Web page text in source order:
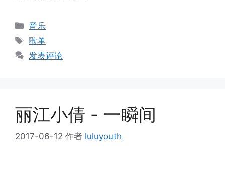
分
类
音乐
标
签
歌单
发表评论
丽江小倩 - 一瞬间
2017-06-12 作者 luluyouth